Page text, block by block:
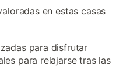
en estas casas
para disfrutar
para relajarse tras las